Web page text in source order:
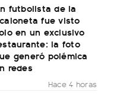
futbolista de la
fue visto
en un exclusivo
la foto
generó polémica
redes
Hace 4 horas